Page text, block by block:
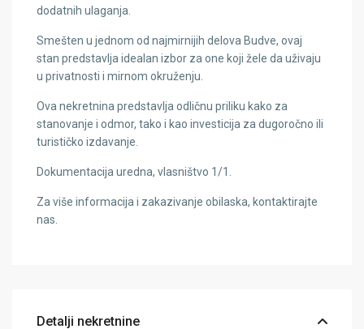
dodatnih ulaganja.
Smešten u jednom od najmirnijih delova Budve, ovaj
stan predstavlja idealan izbor za one koji žele da uživaju
u privatnosti i mirnom okruženju.
Ova nekretnina predstavlja odličnu priliku kako za
stanovanje i odmor, tako i kao investicija za dugoročno ili
turističko izdavanje.
Dokumentacija uredna, vlasništvo 1/1.
Za više informacija i zakazivanje obilaska, kontaktirajte
nas.
Detalji nekretnine